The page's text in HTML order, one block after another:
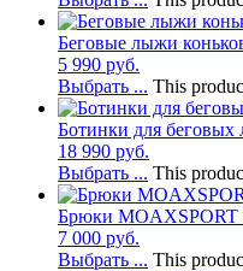
Беговые лыжи
5 990 руб.
Выбрать ... This
Ботинки для беговых
18 990 руб.
Выбрать ... This
Брюки MOAXSPORT
7 000 руб.
Выбрать ... This